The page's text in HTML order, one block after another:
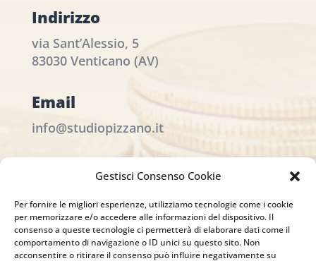
Gestisci Consenso Cookie
Per fornire le migliori esperienze, utilizziamo tecnologie come i cookie
per memorizzare e/o accedere alle informazioni del dispositivo. Il
consenso a queste tecnologie ci permetterà di elaborare dati come il
comportamento di navigazione o ID unici su questo sito. Non
acconsentire o ritirare il consenso può influire negativamente su
Indirizzo
via Sant’Alessio, 5
83030 Venticano (AV)
Email
info@studiopizzano.it
ISCRIVITI ALLA
NEWSLETTER